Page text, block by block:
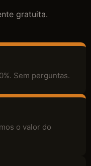
gratuita.
Sem perguntas.
o valor do